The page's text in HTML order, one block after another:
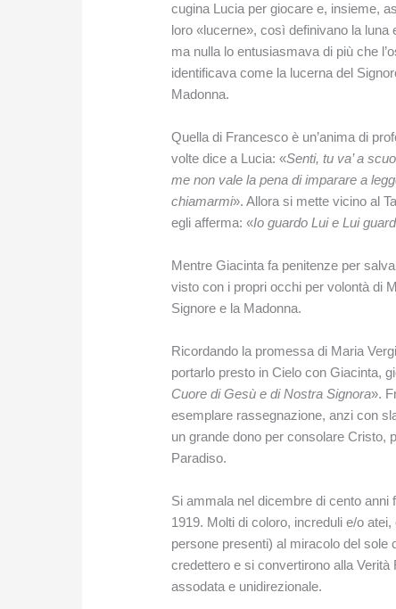
cugina Lucia per giocare e, insieme,
loro «lucerne», così definivano la
ma nulla lo entusiasmava di più che
identificava come la lucerna del
Madonna.
Quella di Francesco è un’anima di
volte dice a Lucia: «Senti, tu va’ a
me non vale la pena di imparare a
chiamarmi». Allora si mette vicino al
egli afferma: «Io guardo Lui e Lui
Mentre Giacinta fa penitenze per
visto con i propri occhi per volontà di
Signore e la Madonna.
Ricordando la promessa di Maria
portarlo presto in Cielo con Giacinta,
Cuore di Gesù e di Nostra Signora».
esemplare rassegnazione, anzi con
un grande dono per consolare Cristo,
Paradiso.
Si ammala nel dicembre di cento
1919. Molti di coloro, increduli e/o
persone presenti) al miracolo del sole
credettero e si convertirono alla
assodata e unidirezionale.